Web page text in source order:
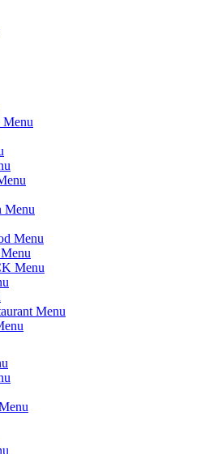
Menu
Menu
Menu
Menu
Menu